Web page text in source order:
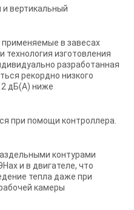
и вертикальный
в завесах
технология изготовления
разработанная
рекордно низкого
2 дБ(А) ниже
при помощи контроллера.
контурами
и в двигателе, что
тепла даже при
камеры